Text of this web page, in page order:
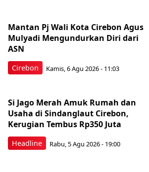
Cirebon
Mantan Pj Wali Kota Cirebon Agus
Mulyadi Mengundurkan Diri dari
ASN
Kamis, 6 Agu 2026 - 11:03
Headline
Si Jago Merah Amuk Rumah dan
Usaha di Sindanglaut Cirebon,
Kerugian Tembus Rp350 Juta
Rabu, 5 Agu 2026 - 19:00